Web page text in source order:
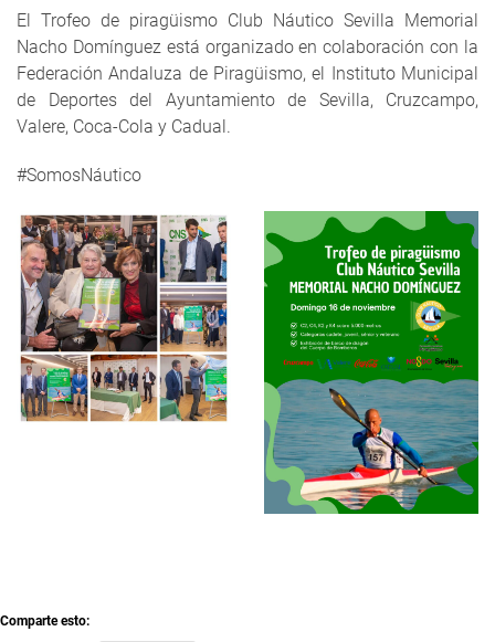
El Trofeo de piragüismo Club Náutico Sevilla Memorial
Nacho Domínguez está organizado en colaboración con la
Federación Andaluza de Piragüismo, el Instituto Municipal
de Deportes del Ayuntamiento de Sevilla, Cruzcampo,
Valere, Coca-Cola y Cadual.
#SomosNáutico
Comparte esto: